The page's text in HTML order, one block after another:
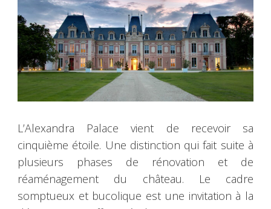
L’Alexandra Palace vient de recevoir sa
cinquième étoile. Une distinction qui fait suite à
plusieurs phases de rénovation et de
réaménagement du château. Le cadre
somptueux et bucolique est une invitation à la